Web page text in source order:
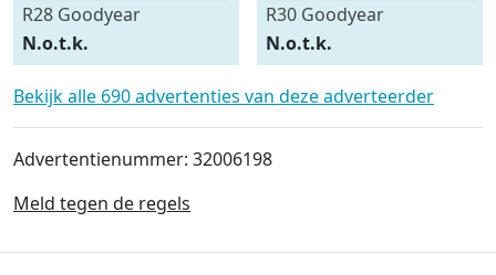
R28 Goodyear
540/75R28
N.o.t.k.
R30 Goodyear
600/70R30
N.o.t.k.
Bekijk alle 690 advertenties van deze adverteerder
Advertentienummer: 32006198
Meld tegen de regels